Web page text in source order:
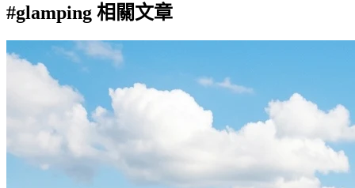
#glamping 相關文章